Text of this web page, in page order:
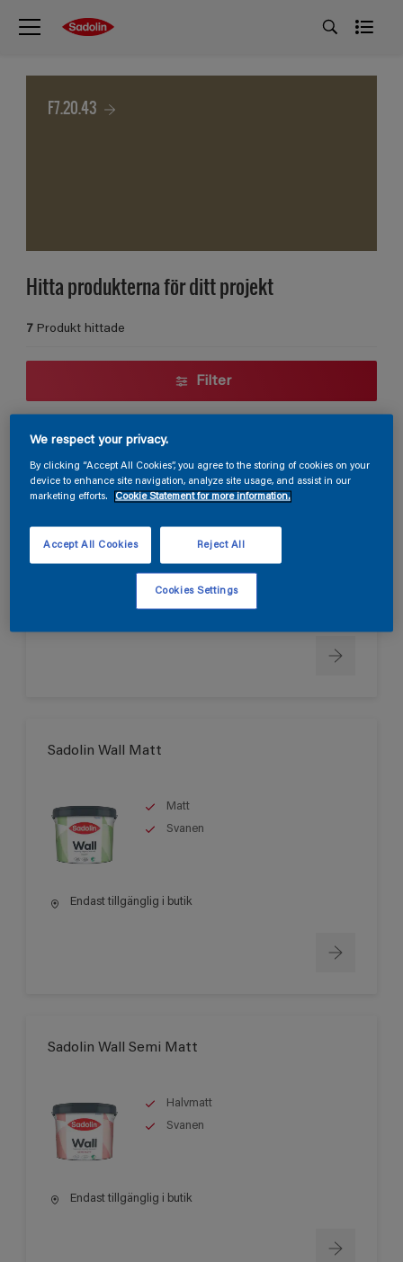
F7.20.43
Hitta produkterna för ditt projekt
7 Produkt hittade
Filter
Endast tillgänglig i butik
Sadolin Wall Matt
Matt
Svanen
Endast tillgänglig i butik
Sadolin Wall Semi Matt
Halvmatt
Svanen
Endast tillgänglig i butik
We respect your privacy.
By clicking “Accept All Cookies”, you agree to the storing of cookies on your
device to enhance site navigation, analyze site usage, and assist in our
marketing efforts.
Cookie Statement for more information.
Reject All
Accept All Cookies
Cookies Settings